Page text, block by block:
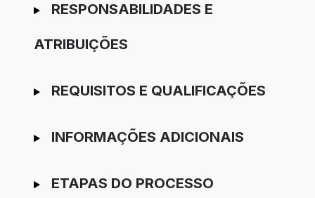
RESPONSABILIDADES E
ATRIBUIÇÕES
REQUISITOS E QUALIFICAÇÕES
INFORMAÇÕES ADICIONAIS
ETAPAS DO PROCESSO